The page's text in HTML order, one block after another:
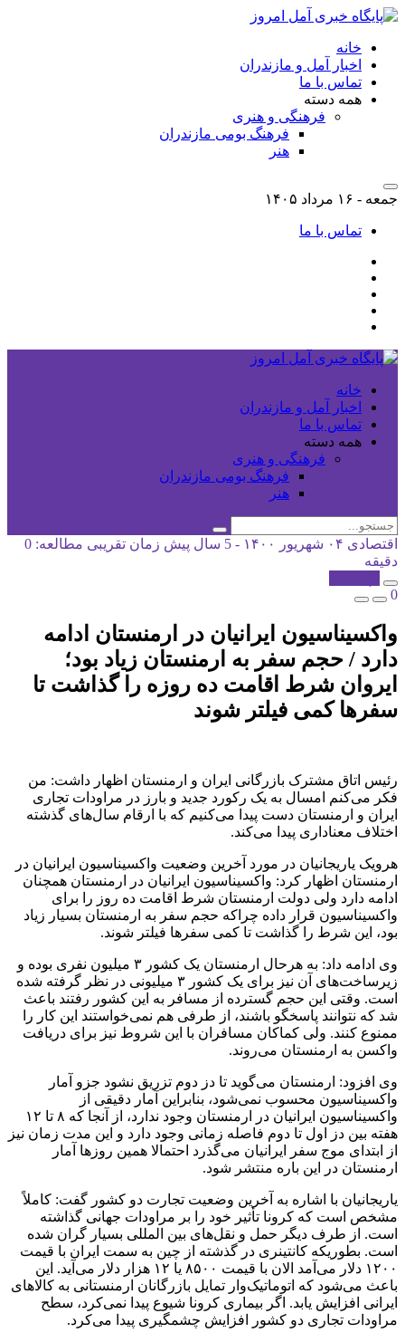
خانه
اخبار آمل و مازندران
تماس با ما
همه دسته
فرهنگی و هنری
فرهنگ بومی مازندران
هنر
جمعه - ۱۶ مرداد ۱۴۰۵
تماس با ما
خانه
اخبار آمل و مازندران
تماس با ما
همه دسته
فرهنگی و هنری
فرهنگ بومی مازندران
هنر
اقتصادی ۰۴ شهریور ۱۴۰۰ - 5 سال پیش
زمان تقریبی مطالعه: 0
دقیقه
0
واکسیناسیون ایرانیان در ارمنستان ادامه
دارد / حجم سفر به ارمنستان زیاد بود؛
ایروان شرط اقامت ده روزه را گذاشت تا
سفرها کمی فیلتر شوند
رئیس اتاق مشترک بازرگانی ایران و ارمنستان اظهار داشت: من
فکر می‌کنم امسال به یک رکورد جدید و بارز در مراودات تجاری
ایران و ارمنستان دست پیدا می‌کنیم که با ارقام سال‌های گذشته
اختلاف معناداری پیدا می‌کند.
هرویک یاریجانیان در مورد آخرین وضعیت واکسیناسیون ایرانیان در
ارمنستان اظهار کرد: واکسیناسیون ایرانیان در ارمنستان همچنان
ادامه دارد ولی دولت ارمنستان شرط اقامت ده روز را برای
واکسیناسیون قرار داده چرا‌که حجم سفر به ارمنستان بسیار زیاد
بود، این شرط را گذاشت تا کمی سفرها فیلتر شوند.
وی ادامه داد: به هرحال ارمنستان یک کشور ۳ میلیون نفری بوده و
زیرساخت‌های آن نیز برای یک کشور ۳ میلیونی در نظر گرفته شده
است. وقتی این حجم گسترده از مسافر به این کشور رفتند باعث
شد که نتوانند پاسخگو باشند، از طرفی هم نمی‌خواستند این کار را
ممنوع کنند. ولی کماکان مسافران با این شروط نیز برای دریافت
واکسن به ارمنستان می‌روند.
وی افزود: ارمنستان می‌گوید تا دز دوم تزریق نشود جزو آمار
واکسیناسیون محسوب نمی‌شود، بنابراین آمار دقیقی از
واکسیناسیون ایرانیان در ارمنستان وجود ندارد، از آنجا که ۸ تا ۱۲
هفته بین دز اول تا دوم فاصله زمانی وجود دارد و این مدت‌ زمان نیز
از ابتدای موج سفر ایرانیان می‌گذرد احتمالا همین روزها آمار
ارمنستان در این باره منتشر شود.
یاریجانیان با اشاره به آخرین وضعیت تجارت دو کشور گفت: کاملاً
مشخص است که کرونا تأثیر خود را بر مراودات جهانی گذاشته
است. از طرف دیگر حمل و نقل‌های بین المللی بسیار گران شده
است. بطوریکه کانتینری در گذشته از چین به سمت ایران با قیمت
۱۲۰۰ دلار می‌آمد الان با قیمت ۸۵۰۰ یا ۱۲ هزار دلار می‌آید. این
باعث می‌شود که اتوماتیک‌وار تمایل بازرگانان ارمنستانی به کالاهای
ایرانی افزایش یابد. اگر بیماری کرونا شیوع پیدا نمی‌کرد، سطح
مراودات تجاری دو کشور افزایش چشمگیری پیدا می‌کرد.